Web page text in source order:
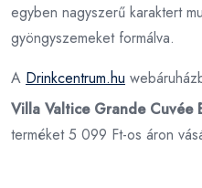
egyben nagyszerű karaktert
gyöngyszemeket formálva.
A Drinkcentrum.hu
Villa Valtice Grande Cuvée
terméket 5 099 Ft-os áron